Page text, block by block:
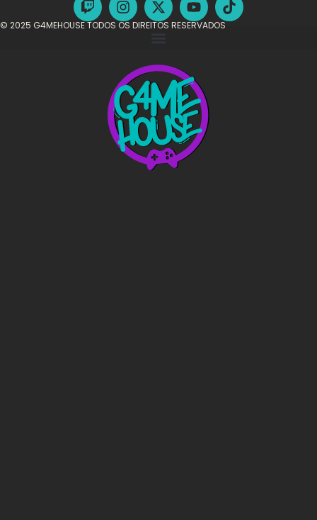
© 2025 G4MEHOUSE TODOS OS DIREITOS RESERVADOS